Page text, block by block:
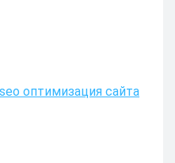
seo оптимизация сайта